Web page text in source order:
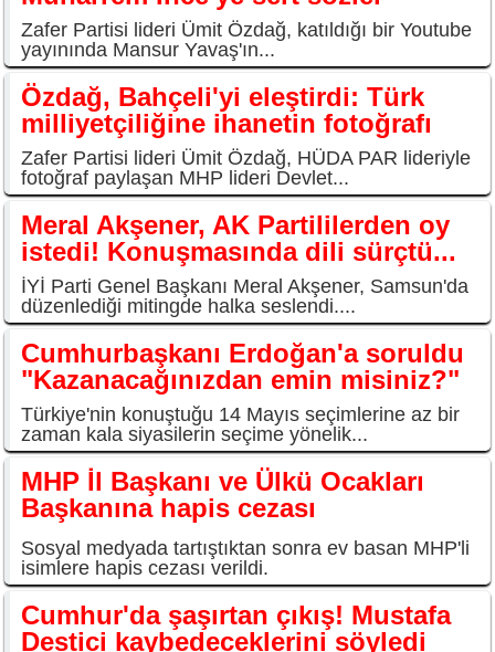
Zafer Partisi lideri Ümit Özdağ, katıldığı bir Youtube
yayınında Mansur Yavaş'ın...
Özdağ, Bahçeli'yi eleştirdi: Türk
milliyetçiliğine ihanetin fotoğrafı
Zafer Partisi lideri Ümit Özdağ, HÜDA PAR lideriyle
fotoğraf paylaşan MHP lideri Devlet...
Meral Akşener, AK Partililerden oy
istedi! Konuşmasında dili sürçtü...
İYİ Parti Genel Başkanı Meral Akşener, Samsun'da
düzenlediği mitingde halka seslendi....
Cumhurbaşkanı Erdoğan'a soruldu
"Kazanacağınızdan emin misiniz?"
Türkiye'nin konuştuğu 14 Mayıs seçimlerine az bir
zaman kala siyasilerin seçime yönelik...
MHP İl Başkanı ve Ülkü Ocakları
Başkanına hapis cezası
Sosyal medyada tartıştıktan sonra ev basan MHP'li
isimlere hapis cezası verildi.
Cumhur'da şaşırtan çıkış! Mustafa
Destici kaybedeceklerini söyledi